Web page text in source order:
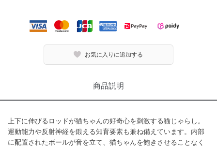
お気に入りに追加する
商品説明
上下に伸びるロッドが猫ちゃんの好奇心を刺激する猫じゃらし。
運動能力や反射神経を鍛える知育要素も兼ね備えています。内部
に配置されたボールが音を立て、猫ちゃんを飽きさせることなく